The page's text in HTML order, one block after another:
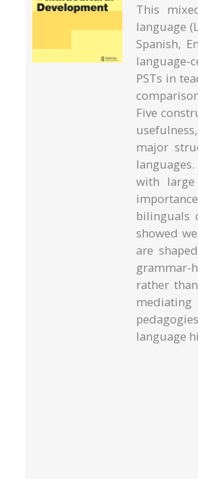
This
language
Spanish,
language-
PSTs in
Five
major
with large
bilinguals
showed
are
grammar-
rather
language